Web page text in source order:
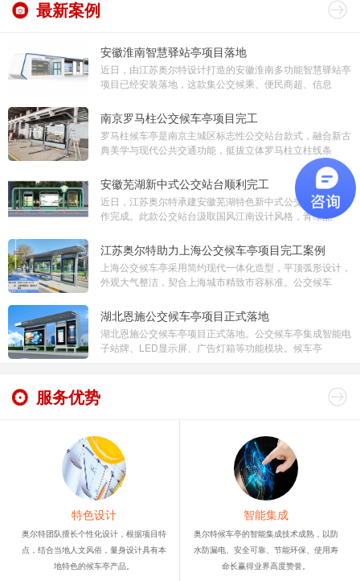
最新案例
安徽淮南智慧驿站亭项目落地
近日，由江苏奥尔特设计打造的安徽淮南多功能智慧驿站亭
项目已经安装落地，这款集公交候乘、便民商超、信息
南京罗马柱公交候车亭项目完工
罗马柱候车亭是南京主城区标志性公交站台款式，融合新古
典美学与现代公共交通功能，挺拔立体罗马柱立柱线条
安徽芜湖新中式公交站台顺利完工
近日，江苏奥尔特承建安徽芜湖特色新中式公交站台项目制
作完成。此款公交站台汲取国风江南设计风格，青绿配
江苏奥尔特助力上海公交候车亭项目完工案例
上海公交候车亭采用简约现代一体化造型，平顶弧形设计，
外观大气整洁，契合上海城市精致市容标准。公交候车
湖北恩施公交候车亭项目正式落地
湖北恩施公交候车亭项目正式落地。公交候车亭集成智能电
子站牌、LED显示屏、广告灯箱等功能模块。候车亭
服务优势
特色设计
奥尔特团队擅长个性化设计，根据项目特
点，结合当地人文风俗，量身设计具有本
地特色的候车亭产品。
智能集成
奥尔特候车亭的智能集成技术成熟，以防
水防漏电、安全可靠、节能环保、使用寿
命长赢得业界高度赞誉。